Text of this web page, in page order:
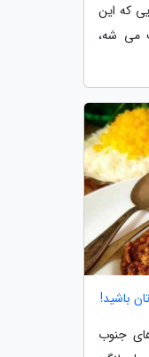
که این
می شه،
باشید!
جنوب